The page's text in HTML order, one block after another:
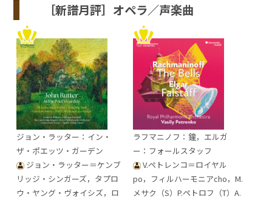
［新譜月評］オペラ／声楽曲
ジョン・ラッター：イン・
ザ・ポエッツ・ガーデン
ジョン・ラッター＝ケンブ
リッジ・シンガーズ，タプロ
ウ・ヤング・ヴォイシズ，ロ
ラフマニノフ：鐘，エルガ
ー：フォールスタッフ
V.ペトレンコ＝ロイヤル
po，フィルハーモニアcho，M.
メサク（S）P.ペトロフ（T）A.